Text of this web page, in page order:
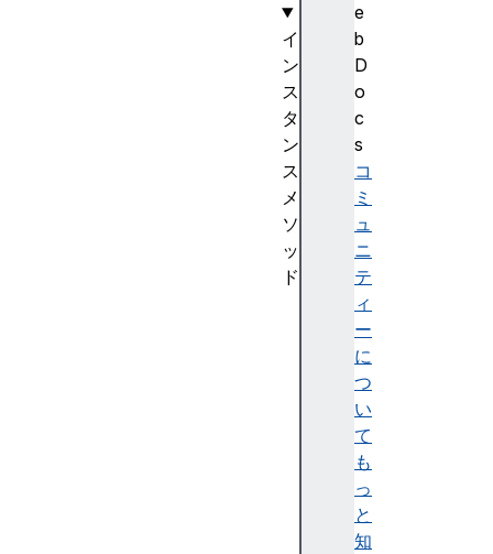
e
b
D
o
c
s
コ
ミ
ュ
ニ
テ
ィ
ー
に
つ
い
て
も
っ
と
知
イ
ン
ス
タ
ン
ス
メ
ソ
ッ
ド